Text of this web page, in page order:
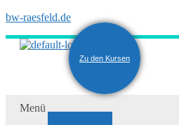
bw-raesfeld.de
Zu den Kursen
Menü